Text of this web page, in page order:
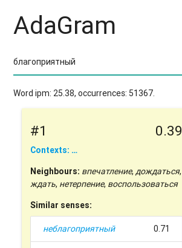
AdaGram
Word ipm: 25.38, occurrences: 51367.
#1 0.39
Contexts: …
Neighbours: впечатление,дождаться,
ждать, нетерпение, воспользоваться
Similar senses:
неблагоприятный 0.71